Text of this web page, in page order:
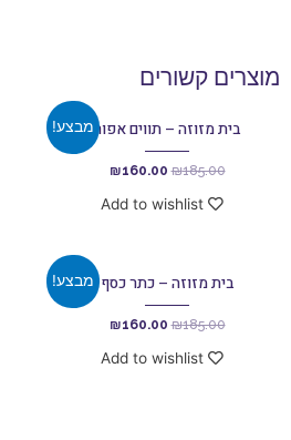
מוצרים קשורים
מבצע! בית מזוזה – תווים אפור
₪185.00
₪160.00
Add to wishlist
מבצע! בית מזוזה – כתר כסף
₪185.00
₪160.00
Add to wishlist